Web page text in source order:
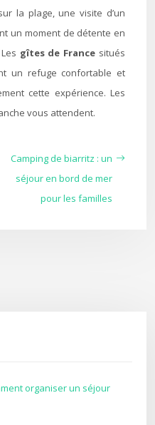
la plage, une visite d’un
un moment de détente en
gîtes de France situés
un refuge confortable et
cette expérience. Les
vous attendent.
Camping de biarritz : un
séjour en bord de mer
pour les familles
organiser un séjour